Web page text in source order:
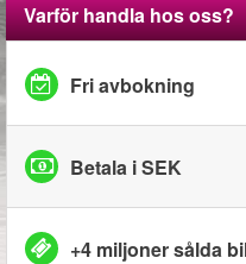
Varför handla hos oss?
Fri avbokning
Betala i SEK
+4 miljoner sålda